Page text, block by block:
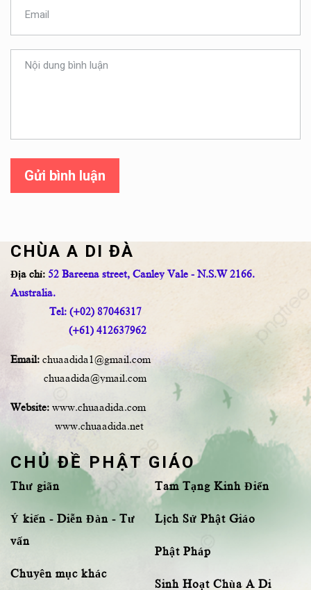
Gửi bình luận
CHÙA A DI ĐÀ
Địa chỉ: 52 Bareena street, Canley Vale - N.S.W 2166.
Australia.
Tel: (+02) 87046317
(+61) 412637962
Email: chuaadida1@gmail.com
chuaadida@ymail.com
Website: www.chuaadida.com
www.chuaadida.net
CHỦ ĐỀ PHẬT GIÁO
Thư giãn
Ý kiến - Diễn Đàn - Tư
vấn
Chuyên mục khác
Tam Tạng Kinh Điển
Lịch Sử Phật Giáo
Phật Pháp
Sinh Hoạt Chùa A Di